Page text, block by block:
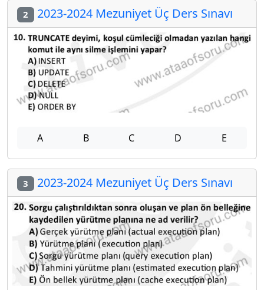
2 2023-2024 Mezuniyet Üç Ders Sınavı
A B C D E
3 2023-2024 Mezuniyet Üç Ders Sınavı